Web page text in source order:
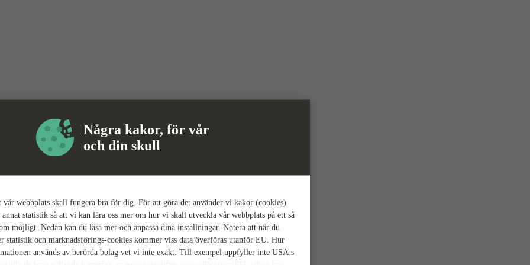
Några kakor, för vår
och din skull
webbplats skall fungera bra för dig. För att göra det använder vi kakor (cookies)
statistik så att vi kan lära oss mer om hur vi skall utveckla vår webbplats på ett så
möjligt. Nedan kan du läsa mer och anpassa dina inställningar. Notera att när du
statistik och marknadsförings-cookies kommer viss data överföras utanför EU. Hur
används av berörda bolag vet vi inte exakt. Till exempel uppfyller inte USA:s